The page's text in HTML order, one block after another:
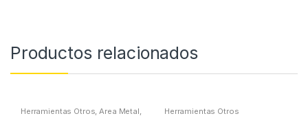
Productos relacionados
Herramientas Otros,Area Metal, Herramientas Otros